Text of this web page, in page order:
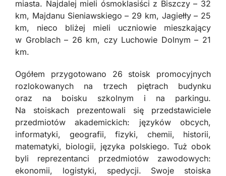
miasta. Najdalej mieli ósmoklasiści z Biszczy – 32
km, Majdanu Sieniawskiego – 29 km, Jagiełły – 25
km, nieco bliżej mieli uczniowie mieszkający
w Groblach – 26 km, czy Luchowie Dolnym – 21
km.
Ogółem przygotowano 26 stoisk promocyjnych
rozlokowanych na trzech piętrach budynku
oraz na boisku szkolnym i na parkingu.
Na stoiskach prezentowali się przedstawiciele
przedmiotów akademickich: języków obcych,
informatyki, geografii, fizyki, chemii, historii,
matematyki, biologii, języka polskiego. Tuż obok
byli reprezentanci przedmiotów zawodowych:
ekonomii, logistyki, spedycji. Swoje stoiska